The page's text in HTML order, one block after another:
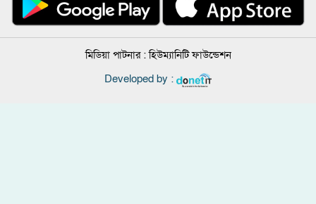
মিডিয়া পাটনার :হিউম্যানিটি ফাউন্ডেশন
Developed by :